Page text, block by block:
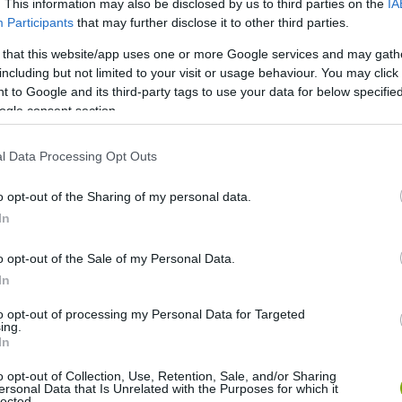
This information may also be disclosed by us to third parties on the
Participants that may further disclose it to other third parties.
that this website/app uses one or more Google services and may
but not limited to your visit or usage behaviour. You may
to Google and its third-party tags to use your data for below
consent section.
Data Processing Opt Outs
opt-out of the Sharing of my personal data.
opt-out of the Sale of my Personal Data.
opt-out of processing my Personal Data for Targeted
opt-out of Collection, Use, Retention, Sale, and/or Sharing
Data that Is Unrelated with the Purposes for which it
November 12, 2020
a szemüveg alatti nyílás többnyire bezárul. Ez a
rögzítésében is. A leukoplasztot úgy rögzítsük, hogy
az is lehet, hogy a mindennapjaink részévé válik. Végül
a pandémia: buszon, boltban biztosan csökkenti a
ami segít abban, hogy ne akadályként éljük meg a